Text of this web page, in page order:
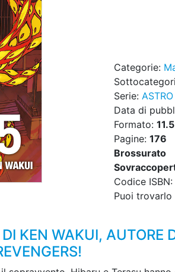
Categorie:
Serie:
Data di
Formato:
Pagine: 176
Brossurato
Codice ISBN:
Puoi trovarlo
KEN WAKUI, AUTORE